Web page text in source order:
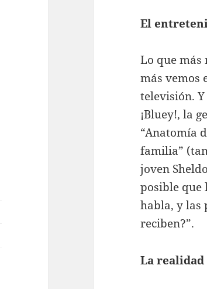
El
Lo que más
más vemos
televisión.
¡Bluey!, la
“Anatomía
familia”
joven
posible que
habla, y las
reciben?”.
La realidad